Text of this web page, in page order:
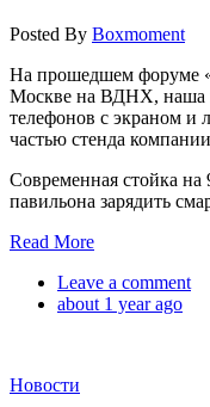
Posted By Boxmoment
На прошедшем форуме
Москве на ВДНХ, наша
телефонов с экраном и
частью стенда
Современная стойка на
павильона зарядить
Read More
Leave a comment
about 1 year ago
Новости